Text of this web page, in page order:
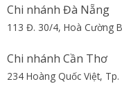
Chi nhánh Đà Nẵng
113 Đ. 30/4, Hoà Cường
Chi nhánh Cần Thơ
234 Hoàng Quốc Việt,